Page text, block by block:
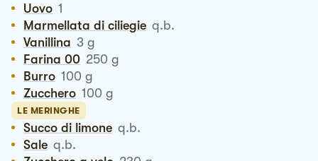
Uovo 1
Marmellata di ciliegie q.b.
Vanillina 3 g
Farina 00 250 g
Burro 100 g
Zucchero 100 g
LE MERINGHE
Succo di limone q.b.
Sale q.b.